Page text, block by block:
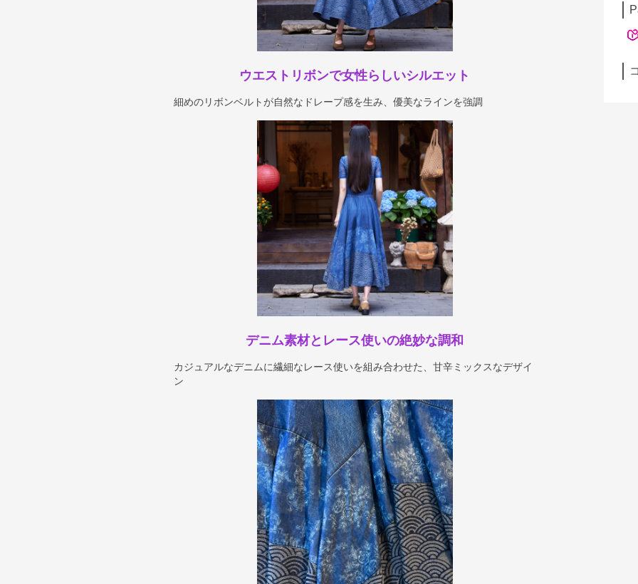
ウエストリボンで女性らしいシルエット
細めのリボンベルトが自然なドレープ感を生み、優美なラインを強調
デニム素材とレース使いの絶妙な調和
カジュアルなデニムに繊細なレース使いを組み合わせた、甘辛ミックスなデザイ
ン